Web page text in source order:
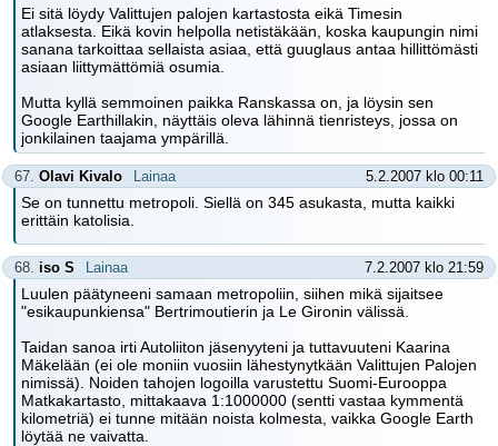
Ei sitä löydy Valittujen palojen kartastosta eikä Timesin
atlaksesta. Eikä kovin helpolla netistäkään, koska kaupungin nimi
sanana tarkoittaa sellaista asiaa, että guuglaus antaa hillittömästi
asiaan liittymättömiä osumia.
Mutta kyllä semmoinen paikka Ranskassa on, ja löysin sen
Google Earthillakin, näyttäis oleva lähinnä tienristeys, jossa on
jonkilainen taajama ympärillä.
67. Olavi Kivalo Lainaa 5.2.2007 klo 00:11
Se on tunnettu metropoli. Siellä on 345 asukasta, mutta kaikki
erittäin katolisia.
68. iso S Lainaa 7.2.2007 klo 21:59
Luulen päätyneeni samaan metropoliin, siihen mikä sijaitsee
"esikaupunkiensa" Bertrimoutierin ja Le Gironin välissä.
Taidan sanoa irti Autoliiton jäsenyyteni ja tuttavuuteni Kaarina
Mäkelään (ei ole moniin vuosiin lähestynytkään Valittujen Palojen
nimissä). Noiden tahojen logoilla varustettu Suomi-Eurooppa
Matkakartasto, mittakaava 1:1000000 (sentti vastaa kymmentä
kilometriä) ei tunne mitään noista kolmesta, vaikka Google Earth
löytää ne vaivatta.